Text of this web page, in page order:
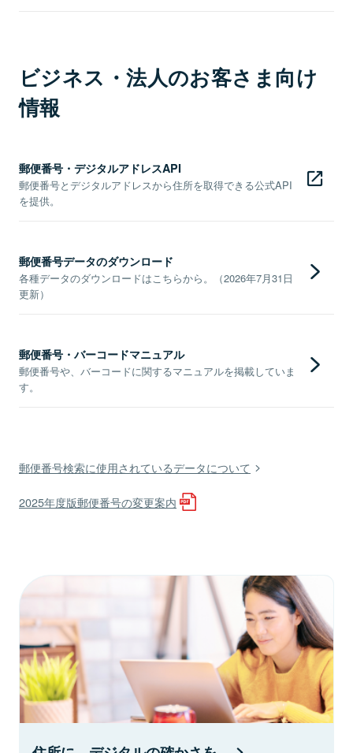
ビジネス・法人のお客さま向け
情報
郵便番号・デジタルアドレスAPI
郵便番号とデジタルアドレスから住所を取得できる公式API
を提供。
郵便番号データのダウンロード
各種データのダウンロードはこちらから。（2026年7月31日
更新）
郵便番号・バーコードマニュアル
郵便番号や、バーコードに関するマニュアルを掲載していま
す。
郵便番号検索に使用されているデータについて
2025年度版郵便番号の変更案内